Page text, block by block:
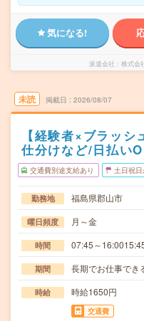
気になる!
派遣会社 株式会
未読 掲載日 2026/08/07
【経験者×ブラッシ
仕分けなど/日払い
交通費別途支給あり 土日祝
勤務地 福島県郡山市
曜日頻度 月～金
時間 07:45～
期間 長期でお仕事でき
時給 時給1650円
交通費